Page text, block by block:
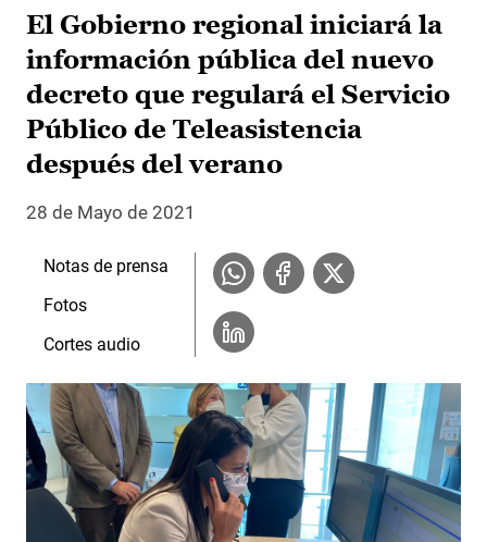
El Gobierno regional iniciará la
información pública del nuevo
decreto que regulará el Servicio
Público de Teleasistencia
después del verano
28 de Mayo de 2021
Notas de prensa
Fotos
Cortes audio